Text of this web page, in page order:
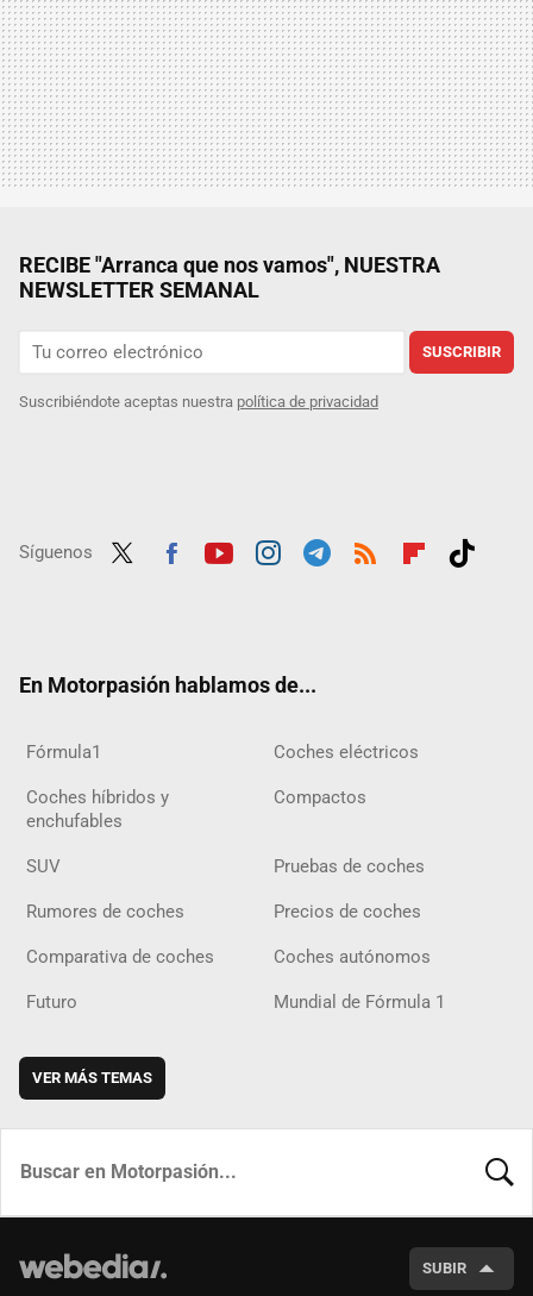
RECIBE "Arranca que nos vamos", NUESTRA
NEWSLETTER SEMANAL
SUSCRIBIR
Suscribiéndote aceptas nuestra política de privacidad
Síguenos
En Motorpasión hablamos de...
Fórmula1 Coches eléctricos
Coches híbridos y
enchufables
Compactos
SUV Pruebas de coches
Rumores de coches Precios de coches
Comparativa de coches Coches autónomos
Futuro Mundial de Fórmula 1
VER MÁS TEMAS
SUBIR